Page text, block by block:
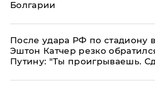
Болгарии
После удара РФ по стадиону
Эштон Катчер резко
Путину: "Ты проигрываешь.